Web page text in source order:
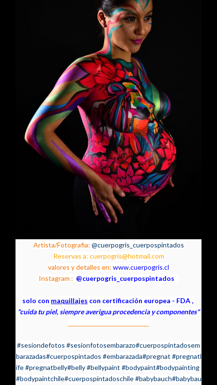
Artista/Fotografia: @cuerpogris_cuerpospintados
Reservas a: cuerpogris@hotmail.com
valores y detalles en: www.cuerpogris.cl
Instagram : @cuerpogris_cuerpospintados
solo con maquillajes con certificación europea - FDA ,
"cuida tu piel, siempre averigua procedencia y componentes"
#sesiondefotos #sesionfotosembarazo#cuerpospintadosem
barazadas#cuerpospintados #embarazada#pregnat #pregnatl
ife#pregnatbelly#belly#bellypaint #bodypaint#bodypainting
#bodypaintchile#cuerpospintadoschile #babybauch#babybau